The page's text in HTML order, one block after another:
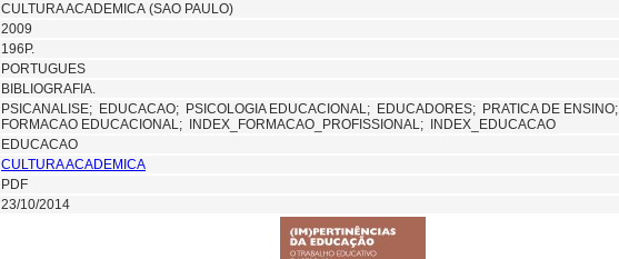
CULTURA ACADEMICA (SAO PAULO)
2009
196P.
PORTUGUES
BIBLIOGRAFIA.
PSICANALISE; EDUCACAO; PSICOLOGIA EDUCACIONAL; EDUCADORES; PRATICA DE ENSINO;
FORMACAO EDUCACIONAL;
INDEX_FORMACAO_PROFISSIONAL; INDEX_EDUCACAO
EDUCACAO
CULTURA ACADEMICA
PDF
23/10/2014